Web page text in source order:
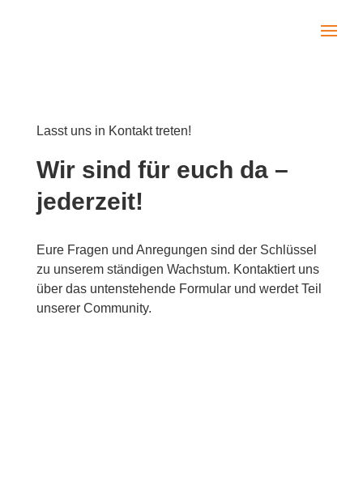
Lasst uns in Kontakt treten!
Wir sind für euch da –
jederzeit!
Eure Fragen und Anregungen sind der Schlüssel
zu unserem ständigen Wachstum. Kontaktiert uns
über das untenstehende Formular und werdet Teil
unserer Community.